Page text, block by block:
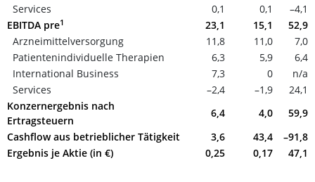
Services
0,1 0,1
–4,1
EBITDA pre1 23,1 15,1
52,9
Arzneimittelversorgung
11,8 11,0
7,0
Patientenindividuelle Therapien
6,3 5,9
6,4
International Business
7,3 0
n/a
Services
–2,4 –1,9
24,1
Konzernergebnis nach
Ertragsteuern
6,4 4,0
59,9
Cashflow aus betrieblicher Tätigkeit
3,6 43,4
–91,8
Ergebnis je Aktie (in €)
0,25 0,17 47,1